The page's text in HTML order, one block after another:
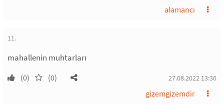
alamancı
11.
mahallenin muhtarları
(0) (0) 27.08.2022 13:36
gizemgizemdir